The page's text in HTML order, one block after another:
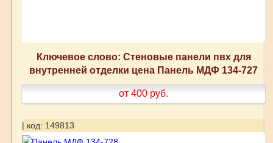
Ключевое слово: Стеновые панели пвх для
внутренней отделки цена Панель МДФ 134-727
от 400 руб.
| код: 149813